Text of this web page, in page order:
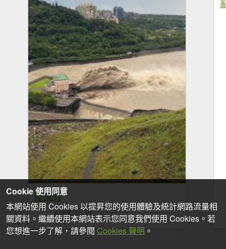
颱風假
2026-07-10
Cookie 使用同意
本網站使用 Cookies 以提昇您的使用體驗及統計網路流量相
關資料。繼續使用本網站表示您同意我們使用 Cookies。若
您想進一步了解，請參閱 Cookies 聲明 。